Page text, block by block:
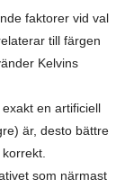
faktorer vid val
till färgen
Kelvins
en artificiell
är, desto bättre
som närmast